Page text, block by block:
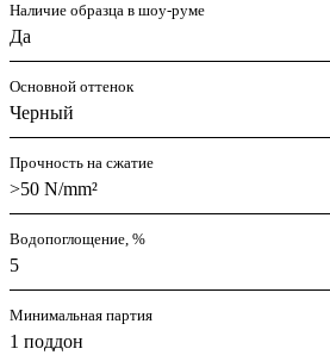
Наличие образца в шоу-руме
Да
Основной оттенок
Черный
Прочность на сжатие
>50 N/mm²
Водопоглощение, %
5
Минимальная партия
1 поддон